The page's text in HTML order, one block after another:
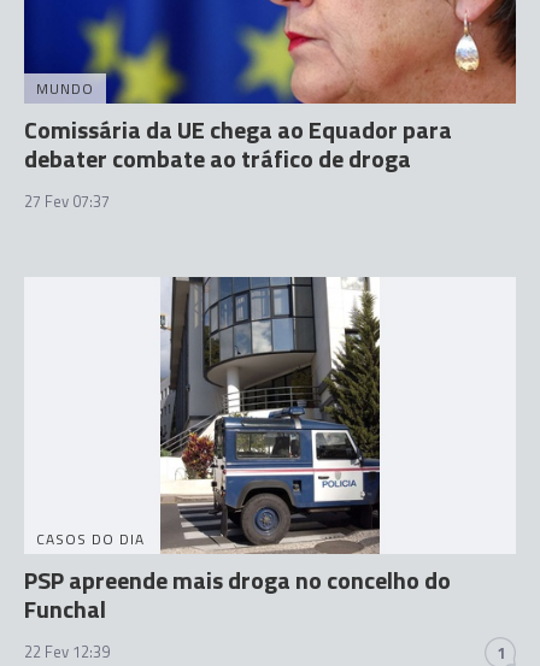
MUNDO
Comissária da UE chega ao Equador para
debater combate ao tráfico de droga
27 Fev 07:37
CASOS DO DIA
PSP apreende mais droga no concelho do
Funchal
22 Fev 12:39 1